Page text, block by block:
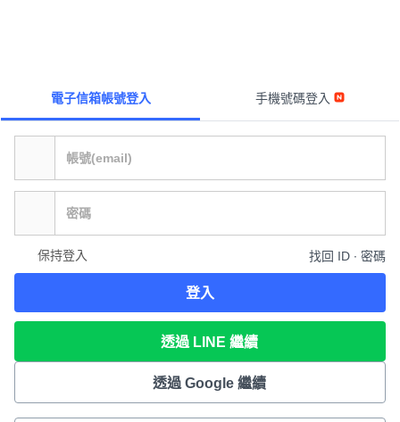
電子信箱帳號登入 手機號碼登入
保持登入 找回 ID ∙ 密碼
登入
透過 LINE 繼續
透過 Google 繼續